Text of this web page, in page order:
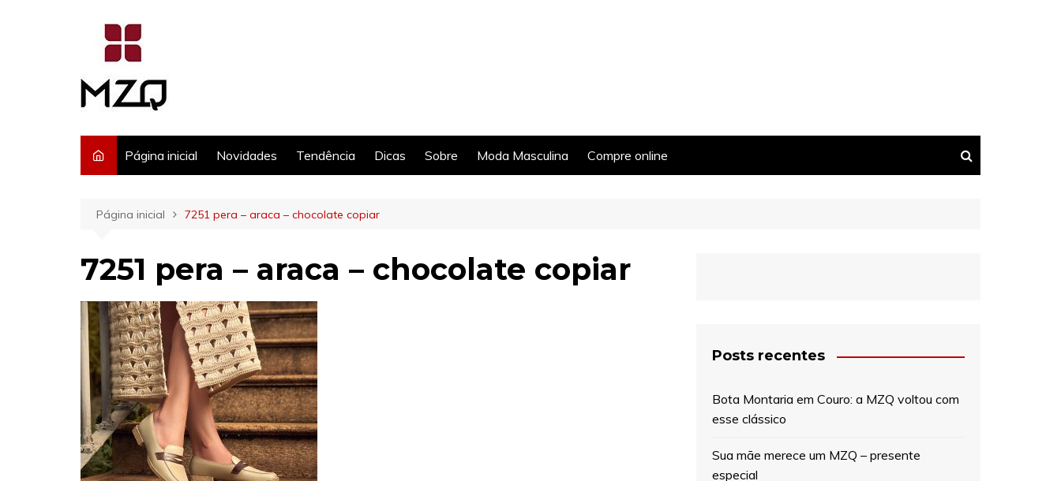
Página inicial Novidades Tendência Dicas Sobre Moda Masculina Compre online
Página inicial 7251 pera – araca – chocolate copiar
7251 pera – araca – chocolate copiar
Posts recentes
Bota Montaria em Couro: a MZQ voltou com
esse clássico
Sua mãe merece um MZQ – presente
especial